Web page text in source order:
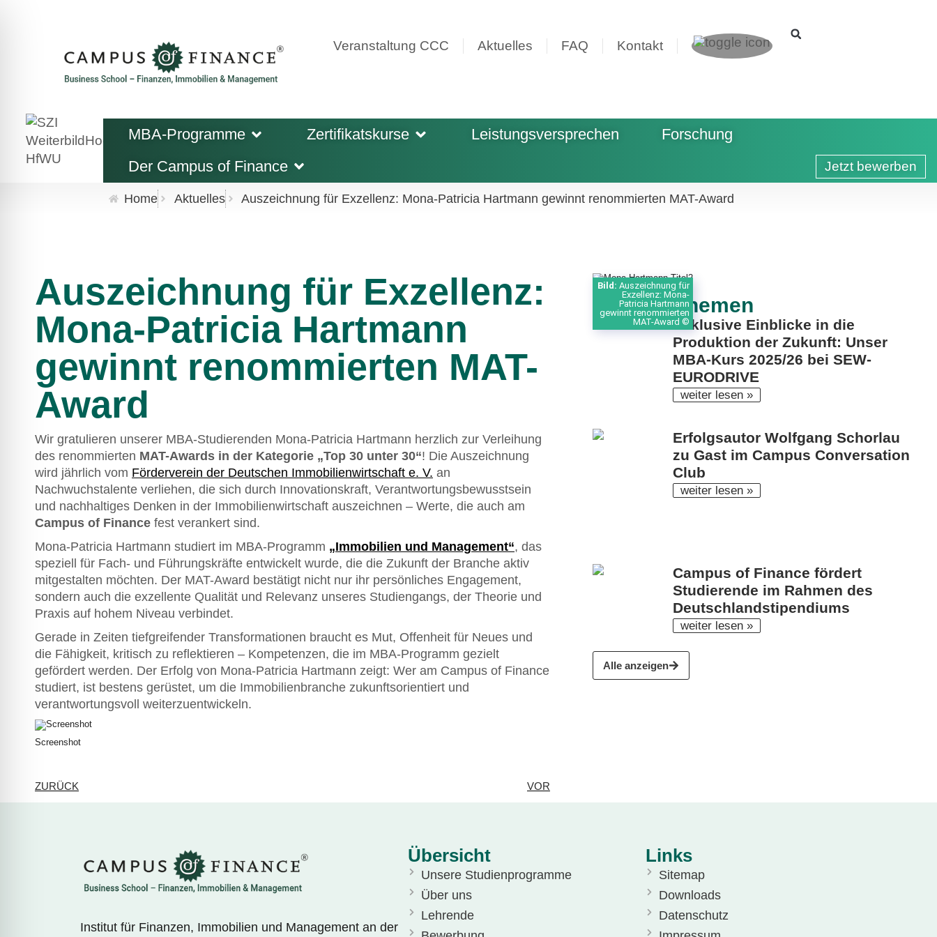
Veranstaltung CCC Aktuelles FAQ Kontakt
MBA-Programme Zertifikatskurse Leistungsversprechen
Forschung
Der Campus of Finance
Jetzt bewerben
Home Aktuelles Auszeichnung für Exzellenz: Mona-Patricia Hartmann gewinnt renommierten MAT-Award
Auszeichnung für Exzellenz:
Mona-Patricia Hartmann
gewinnt renommierten MAT-
Award
Wir gratulieren unserer MBA-Studierenden Mona-Patricia Hartmann herzlich zur Verleihung
des renommierten MAT-Awards in der Kategorie „Top 30 unter 30“! Die Auszeichnung
wird jährlich vom Förderverein der Deutschen Immobilienwirtschaft e. V. an
Nachwuchstalente verliehen, die sich durch Innovationskraft, Verantwortungsbewusstsein
und nachhaltiges Denken in der Immobilienwirtschaft auszeichnen – Werte, die auch am
Campus of Finance fest verankert sind.
Mona-Patricia Hartmann studiert im MBA-Programm „Immobilien und Management“, das
speziell für Fach- und Führungskräfte entwickelt wurde, die die Zukunft der Branche aktiv
mitgestalten möchten. Der MAT-Award bestätigt nicht nur ihr persönliches Engagement,
sondern auch die exzellente Qualität und Relevanz unseres Studiengangs, der Theorie und
Praxis auf hohem Niveau verbindet.
Gerade in Zeiten tiefgreifender Transformationen braucht es Mut, Offenheit für Neues und
die Fähigkeit, kritisch zu reflektieren – Kompetenzen, die im MBA-Programm gezielt
gefördert werden. Der Erfolg von Mona-Patricia Hartmann zeigt: Wer am Campus of Finance
studiert, ist bestens gerüstet, um die Immobilienbranche zukunftsorientiert und
verantwortungsvoll weiterzuentwickeln.
Screenshot
ZURÜCK VOR
Bild:Auszeichnung für
Exzellenz: Mona-
Patricia Hartmann
gewinnt renommierten
MAT-Award ©
Weitere Themen
Exklusive Einblicke in die
Produktion der Zukunft: Unser
MBA-Kurs 2025/26 bei SEW-
EURODRIVE
weiter lesen »
Erfolgsautor Wolfgang Schorlau
zu Gast im Campus Conversation
Club
weiter lesen »
Campus of Finance fördert
Studierende im Rahmen des
Deutschlandstipendiums
weiter lesen »
Alle anzeigen
Institut für Finanzen, Immobilien und Management an der
Übersicht
Unsere Studienprogramme
Über uns
Lehrende
Links
Sitemap
Downloads
Datenschutz